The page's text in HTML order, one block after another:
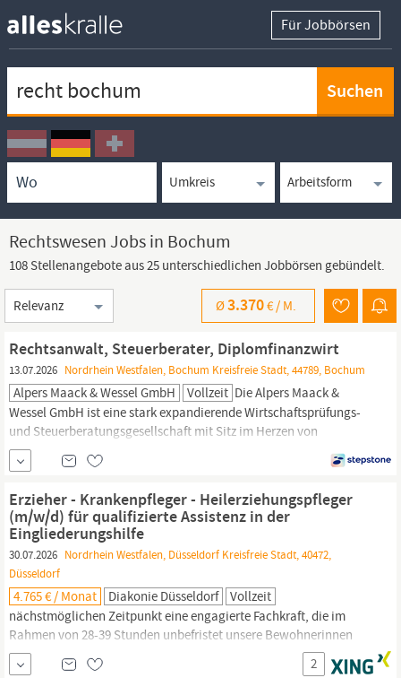
Für Jobbörsen
Ortssuche
Umkreissuche
Arbeitsform
Rechtswesen Jobs in Bochum
108 Stellenangebote aus 25 unterschiedlichen Jobbörsen gebündelt.
Sortierung
Ø3.370€ / M.
Rechtsanwalt, Steuerberater, Diplomfinanzwirt
13.07.2026 Nordrhein Westfalen, Bochum Kreisfreie Stadt, 44789, Bochum
Alpers Maack & Wessel GmbH Vollzeit Die Alpers Maack &
Wessel GmbH ist eine stark expandierende Wirtschaftsprüfungs-
und Steuerberatungsgesellschaft mit Sitz im Herzen von
Hamburg und Bochum.
Seit vielen Jahren stehen wir unseren
Mandanten als verlässlicher Partner in steuerrechtlichen,
Seite.
Erzieher - Krankenpfleger - Heilerziehungspfleger
(m/w/d) für qualifizierte Assistenz in der
Eingliederungshilfe
30.07.2026 Nordrhein Westfalen, Düsseldorf Kreisfreie Stadt, 40472,
Düsseldorf
4.765 € / Monat Diakonie Düsseldorf
Vollzeit
nächstmöglichen Zeitpunkt eine engagierte Fachkraft, die im
Rahmen von 28-39 Stunden unbefristet unsere Bewohnerinnen
und Bewohner bei der Verwirklichung ihres
auf soziale
Teilhabe unterstützt. Aufgaben Personenzentrierte qualifizierte
2